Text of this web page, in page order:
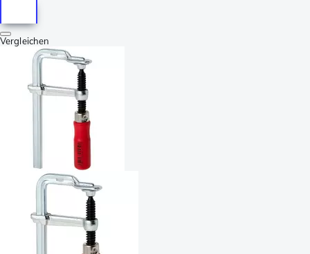
Vergleichen